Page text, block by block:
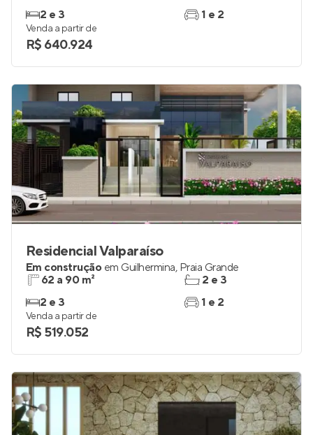
2 e 3
1 e 2
Venda a partir de
R$ 640.924
Residencial Valparaíso
Em construção em Guilhermina, Praia Grande
62 a 90 m²
2 e 3
2 e 3
1 e 2
Venda a partir de
R$ 519.052